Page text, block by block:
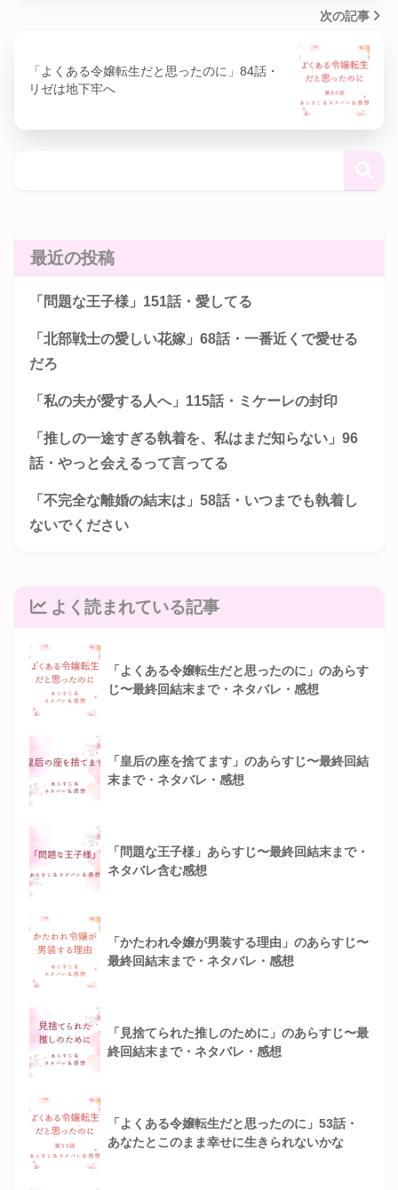
次の記事
「よくある令嬢転生だと思ったのに」84話・
リゼは地下牢へ
最近の投稿
「問題な王子様」151話・愛してる
「北部戦士の愛しい花嫁」68話・一番近くで愛せる
だろ
「私の夫が愛する人へ」115話・ミケーレの封印
「推しの一途すぎる執着を、私はまだ知らない」96
話・やっと会えるって言ってる
「不完全な離婚の結末は」58話・いつまでも執着し
ないでください
よく読まれている記事
「よくある令嬢転生だと思ったのに」のあらす
じ〜最終回結末まで・ネタバレ・感想
「皇后の座を捨てます」のあらすじ〜最終回結
末まで・ネタバレ・感想
「問題な王子様」あらすじ〜最終回結末まで・
ネタバレ含む感想
「かたわれ令嬢が男装する理由」のあらすじ〜
最終回結末まで・ネタバレ・感想
「見捨てられた推しのために」のあらすじ〜最
終回結末まで・ネタバレ・感想
「よくある令嬢転生だと思ったのに」53話・
あなたとこのまま幸せに生きられないかな